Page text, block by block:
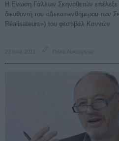
Η Ενωση Γάλλων Σκηνοθετών επέλεξε
διευθυντή του «Δεκαπενθήμερου των
Réalisateurs») του φεστιβάλ Καννών.
23 Ιούλ 2011 Πόλυ Λυκούργου